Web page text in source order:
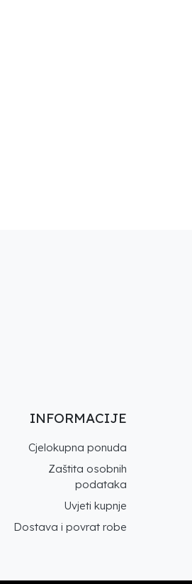
INFORMACIJE
Cjelokupna ponuda
Zaštita osobnih
podataka
Uvjeti kupnje
Dostava i povrat robe